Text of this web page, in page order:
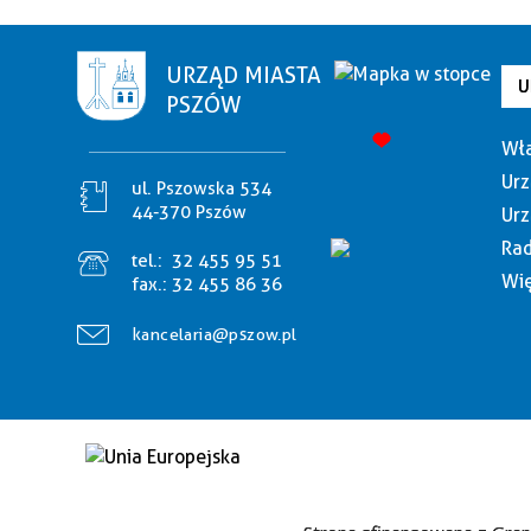
URZĄD MIASTA
PSZÓW
ul. Pszowska 534
44-370 Pszów
tel.: 32 455 95 51
fax.: 32 455 86 36
kancelaria@pszow.pl